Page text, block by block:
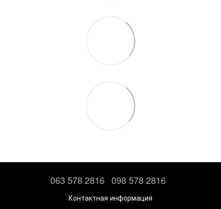
063 578 2816 098 578 2816
Контактная информация